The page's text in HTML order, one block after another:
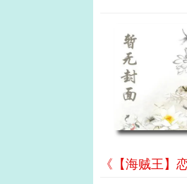
《【海贼王】